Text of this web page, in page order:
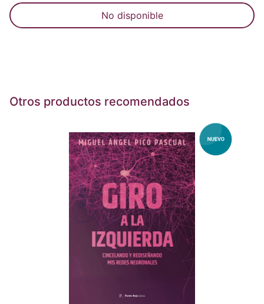
No disponible
Otros productos recomendados